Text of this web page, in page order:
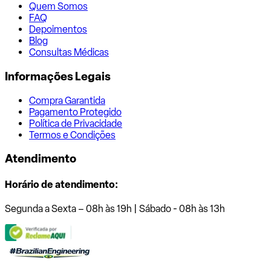
Quem Somos
FAQ
Depoimentos
Blog
Consultas Médicas
Informações Legais
Compra Garantida
Pagamento Protegido
Política de Privacidade
Termos e Condições
Atendimento
Horário de atendimento:
Segunda a Sexta – 08h às 19h | Sábado - 08h às 13h